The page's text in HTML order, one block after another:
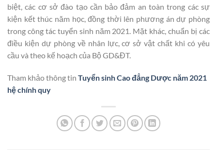
biệt, các cơ sở đào tạo cần bảo đảm an toàn trong các sự
kiện kết thúc năm học, đồng thời lên phương án dự phòng
trong công tác tuyển sinh năm 2021. Mặt khác, chuẩn bị các
điều kiện dự phòng về nhân lực, cơ sở vật chất khi có yêu
cầu và theo kế hoạch của Bộ GD&ĐT.
Tham khảo thông tin Tuyển sinh Cao đẳng Dược năm 2021
hệ chính quy